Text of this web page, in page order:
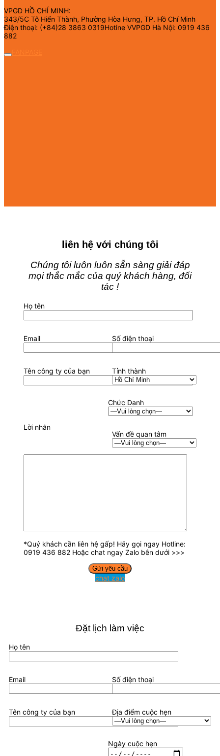
VPGD HỒ CHÍ MINH:
343/5C Tô Hiến Thành, Phường Hòa Hưng, TP. Hồ Chí Minh
Điện thoại: (+84)28 3863 0319Hotine VVPGD Hà Nội: 0919 436
882
liên hệ với chúng tôi
Chúng tôi luôn luôn sẵn sàng giải đáp
mọi thắc mắc của quý khách hàng, đối
tác !
Họ tên
Email Số điện thoại
Tên công ty của bạn Tỉnh thành
Chức Danh
Vấn đề quan tâm
Lời nhắn
*Quý khách cần liên hệ gấp! Hãy gọi ngay Hotline:
0919 436 882 Hoặc chat ngay Zalo bên dưới >>>
chat zalo
Đặt lịch làm việc
Họ tên
Email Số điện thoại
Tên công ty của bạn Địa điểm cuộc hẹn
Ngày cuộc hẹn